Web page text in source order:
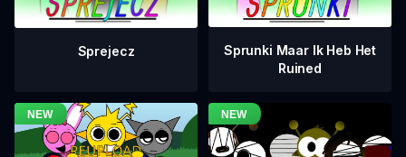
Sprejecz
Sprunki Maar Ik Heb Het
Ruined